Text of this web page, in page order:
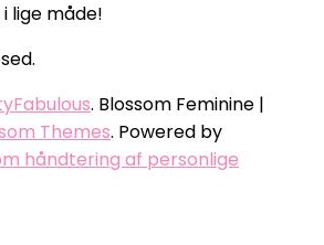
lige måde!
. Blossom Feminine |
Themes. Powered by
håndtering af personlige